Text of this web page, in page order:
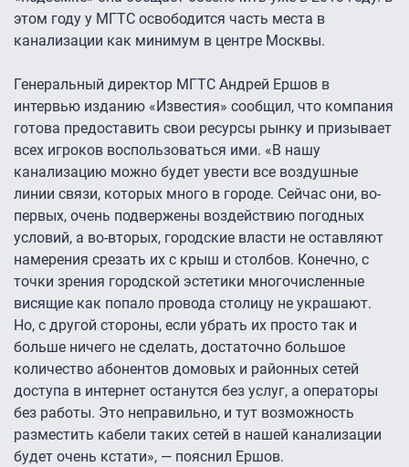
этом году у МГТС освободится часть места в
канализации как минимум в центре Москвы.
Генеральный директор МГТС Андрей Ершов в
интервью изданию «Известия» сообщил, что компания
готова предоставить свои ресурсы рынку и призывает
всех игроков воспользоваться ими. «В нашу
канализацию можно будет увести все воздушные
линии связи, которых много в городе. Сейчас они, во-
первых, очень подвержены воздействию погодных
условий, а во-вторых, городские власти не оставляют
намерения срезать их с крыш и столбов. Конечно, с
точки зрения городской эстетики многочисленные
висящие как попало провода столицу не украшают.
Но, с другой стороны, если убрать их просто так и
больше ничего не сделать, достаточно большое
количество абонентов домовых и районных сетей
доступа в интернет останутся без услуг, а операторы
без работы. Это неправильно, и тут возможность
разместить кабели таких сетей в нашей канализации
будет очень кстати», — пояснил Ершов.